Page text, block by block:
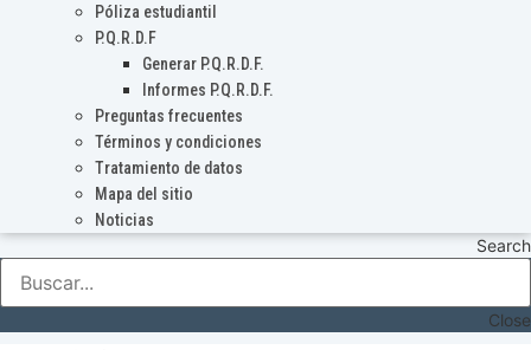
Póliza estudiantil
P.Q.R.D.F
Generar P.Q.R.D.F.
Informes P.Q.R.D.F.
Preguntas frecuentes
Términos y condiciones
Tratamiento de datos
Mapa del sitio
Noticias
Search
Close